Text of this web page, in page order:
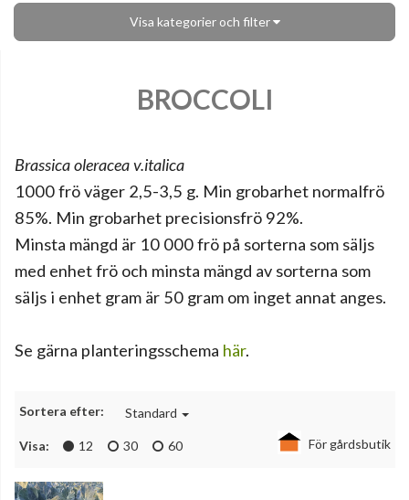
Visa kategorier och filter
BROCCOLI
Brassica oleracea v.italica
1000 frö väger 2,5-3,5 g. Min grobarhet normalfrö
85%. Min grobarhet precisionsfrö 92%.
Minsta mängd är 10 000 frö på sorterna som säljs
med enhet frö och minsta mängd av sorterna som
säljs i enhet gram är 50 gram om inget annat anges.
Se gärna planteringsschema här.
Sortera efter: Standard
Visa: 12 30 60 För gårdsbutik